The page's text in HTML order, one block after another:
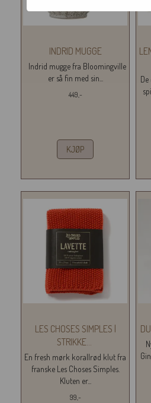
INDRID MUGGE
Indrid mugge fra Bloomingville
er så fin med sin...
449,-
KJØP
LES CHOSES SIMPLES |
STRIKKE...
En fresh mørk korallrød klut fra
franske Les Choses Simples.
Kluten er...
99,-